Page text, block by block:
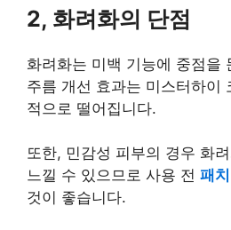
2, 화려화의 단점
화려화는 미백 기능에 중점을
주름 개선 효과는 미스터하이
적으로 떨어집니다.
또한, 민감성 피부의 경우 화
느낄 수 있으므로 사용 전 패
것이 좋습니다.